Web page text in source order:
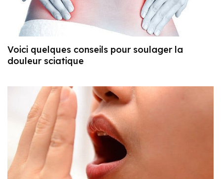
Voici quelques conseils pour soulager la
douleur sciatique